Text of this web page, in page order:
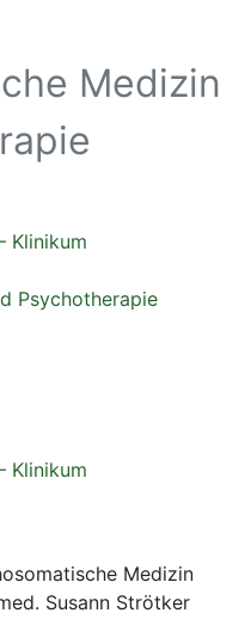
Medizin
Klinikum
Psychotherapie
Klinikum
Medizin
Susann Strötker